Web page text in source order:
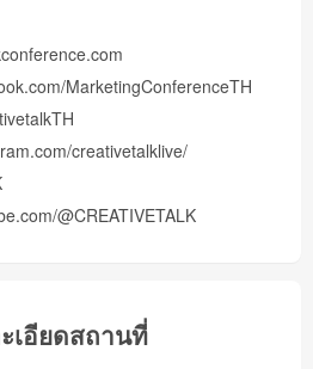
MarketingConferenceTH
creativetalklive/
@CREATIVETALK
เอียดสถานที่